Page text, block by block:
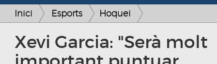
Inici Esports Hoquei
Xevi Garcia: "Serà molt